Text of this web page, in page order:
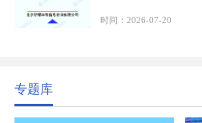
生产制造过程中不可
时间：2026-07-20
专题库